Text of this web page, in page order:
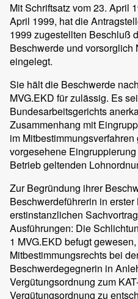
Mit Schriftsatz vom 23. April
April 1999, hat die
1999 zugestellten Beschluß
Beschwerde und
eingelegt.
Sie hält die Beschwerde
MVG.EKD für zulässig. Es
Bundesarbeitsgerichts
Zusammenhang mit
im
vorgesehene
Betrieb geltenden
Zur Begründung ihrer
Beschwerdeführerin in
erstinstanzlichen
Ausführungen: Die
1 MVG.EKD befugt
Mitbestimmungsrechts bei
Beschwerdegegnerin in
Vergütungsordnung zum
Vergütungsordnung zu